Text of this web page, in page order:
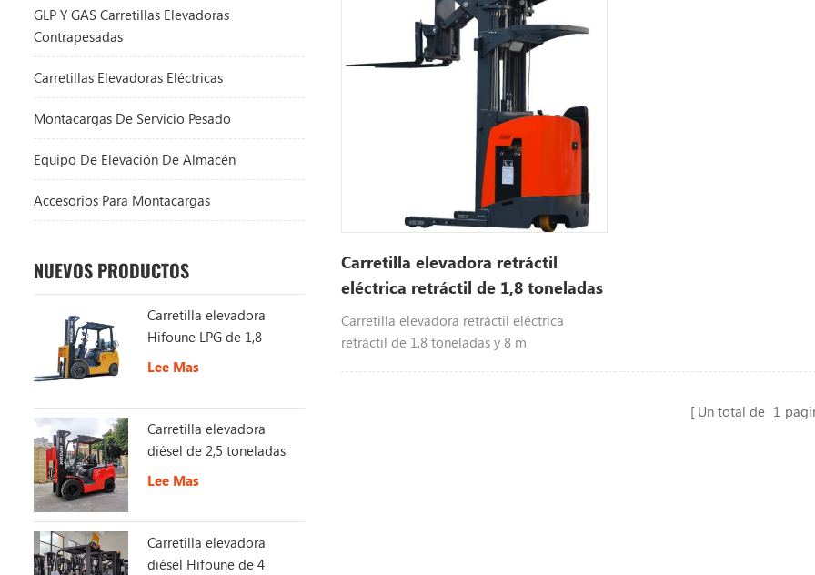
Carretilla elevadora retráctil
eléctrica retráctil de 1,8 toneladas
y 8 m
Carretilla elevadora retráctil eléctrica
retráctil de 1,8 toneladas y 8 m
Un total de 1
GLP Y GAS Carretillas Elevadoras
Contrapesadas
Carretillas Elevadoras Eléctricas
Montacargas De Servicio Pesado
Equipo De Elevación De Almacén
Accesorios Para Montacargas
NUEVOS PRODUCTOS
Carretilla elevadora
Hifoune LPG de 1,8
toneladas a la venta
Lee Mas
Carretilla elevadora
diésel de 2,5 toneladas
con EURO Stage 5
Lee Mas
Carretilla elevadora
diésel Hifoune de 4